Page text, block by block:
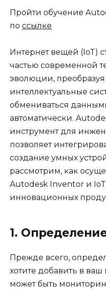
Пройти обучение
по ссылке
Интернет вещей (IoT)
частью современной
эволюции,
интеллектуальные
обмениваться
автоматически.
инструмент для
позволяет
создание умных
рассмотрим, как
Autodesk Inventor и
инновационных
1.
Прежде всего,
хотите добавить в ваш
может быть